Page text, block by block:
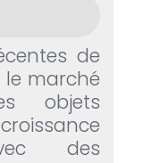
de
le marché
objets
des